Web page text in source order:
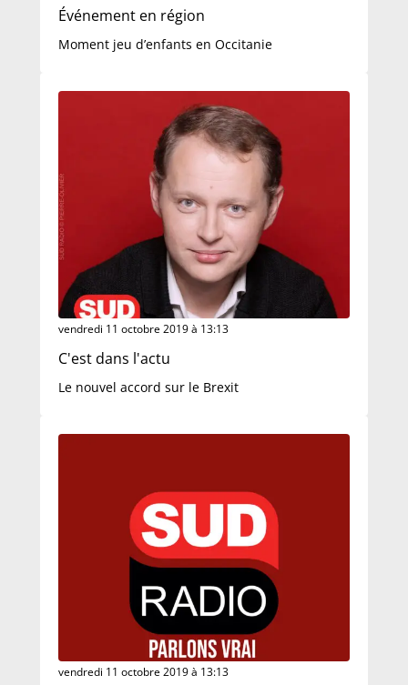
Événement en région
Moment jeu d’enfants en Occitanie
vendredi 11 octobre 2019 à 13:13
C'est dans l'actu
Le nouvel accord sur le Brexit
vendredi 11 octobre 2019 à 13:13